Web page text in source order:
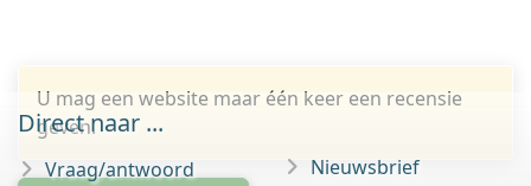
U mag een website maar één keer een recensie
geven.
Direct naar ...
Vraag/antwoord
Nieuwsbrief